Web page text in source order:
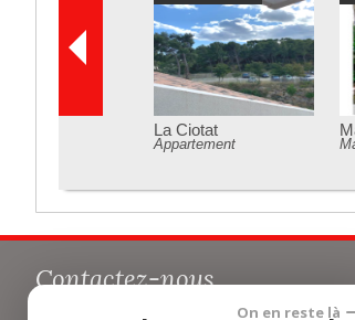
La Ciotat
Appartement
Contactez-nous
On en reste là